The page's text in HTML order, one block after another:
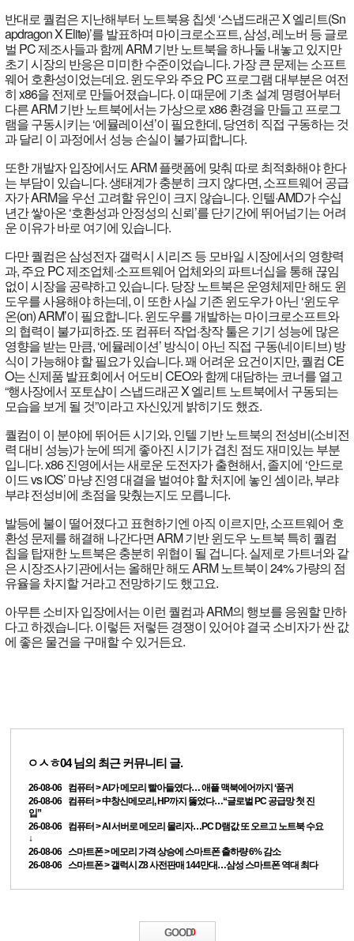
반대로 퀄컴은 지난해부터 노트북용 칩셋 ‘스냅드래곤 X 엘리트(Sn
apdragon X Elite)’를 발표하며 마이크로소프트, 삼성, 레노버 등 글로
벌 PC 제조사들과 함께 ARM 기반 노트북을 하나둘 내놓고 있지만
초기 시장의 반응은 미미한 수준이었습니다. 가장 큰 문제는 소프트
웨어 호환성이었는데요. 윈도우와 주요 PC 프로그램 대부분은 여전
히 x86을 전제로 만들어졌습니다. 이 때문에 기초 설계 명령어부터
다른 ARM 기반 노트북에서는 가상으로 x86 환경을 만들고 프로그
램을 구동시키는 ‘에뮬레이션’이 필요한데, 당연히 직접 구동하는 것
과 달리 이 과정에서 성능 손실이 불가피합니다.
또한 개발자 입장에서도 ARM 플랫폼에 맞춰 따로 최적화해야 한다
는 부담이 있습니다. 생태계가 충분히 크지 않다면, 소프트웨어 공급
자가 ARM을 우선 고려할 유인이 크지 않습니다. 인텔·AMD가 수십
년간 쌓아온 ‘호환성과 안정성의 신뢰’를 단기간에 뛰어넘기는 어려
운 이유가 바로 여기에 있습니다.
다만 퀄컴은 삼성전자 갤럭시 시리즈 등 모바일 시장에서의 영향력
과, 주요 PC 제조업체·소프트웨어 업체와의 파트너십을 통해 끊임
없이 시장을 공략하고 있습니다. 당장 노트북은 운영체제만 해도 윈
도우를 사용해야 하는데, 이 또한 사실 기존 윈도우가 아닌 ‘윈도우
온(on) ARM’이 필요합니다. 윈도우를 개발하는 마이크로소프트와
의 협력이 불가피하죠. 또 컴퓨터 작업·창작 툴은 기기 성능에 많은
영향을 받는 만큼, ‘에뮬레이션’ 방식이 아닌 직접 구동(네이티브) 방
식이 가능해야 할 필요가 있습니다. 꽤 어려운 요건이지만, 퀄컴 CE
O는 신제품 발표회에서 어도비 CEO와 함께 대담하는 코너를 열고
“행사장에서 포토샵이 스냅드래곤 X 엘리트 노트북에서 구동되는
모습을 보게 될 것”이라고 자신있게 밝히기도 했죠.
퀄컴이 이 분야에 뛰어든 시기와, 인텔 기반 노트북의 전성비(소비전
력 대비 성능)가 눈에 띄게 좋아진 시기가 겹친 점도 재미있는 부분
입니다. x86 진영에서는 새로운 도전자가 출현해서, 졸지에 ‘안드로
이드 vs iOS’ 마냥 진영 대결을 벌여야 할 처지에 놓인 셈이라, 부랴
부랴 전성비에 초점을 맞췄는지도 모릅니다.
발등에 불이 떨어졌다고 표현하기엔 아직 이르지만, 소프트웨어 호
환성 문제를 해결해 나간다면 ARM 기반 윈도우 노트북 특히 퀄컴
칩을 탑재한 노트북은 충분히 위협이 될 겁니다. 실제로 가트너와 같
은 시장조사기관에서는 올해만 해도 ARM 노트북이 24% 가량의 점
유율을 차지할 거라고 전망하기도 했고요.
아무튼 소비자 입장에서는 이런 퀄컴과 ARM의 행보를 응원할 만하
다고 하겠습니다. 이렇든 저렇든 경쟁이 있어야 결국 소비자가 싼 값
에 좋은 물건을 구매할 수 있거든요.
ㅇㅅㅎ04님의 최근 커뮤니티 글.
26-08-06 컴퓨터 > AI가 메모리 빨아들였다… 애플 맥북에어까지 ‘품귀
26-08-06 컴퓨터 > 中창신메모리, HP까지 뚫었다…“글로벌 PC 공급망 첫 진
입”
26-08-06 컴퓨터 > AI 서버로 메모리 몰리자…PC D램값 또 오르고 노트북 수요
↓
26-08-06 스마트폰 > 메모리 가격 상승에 스마트폰 출하량 6% 감소
26-08-06 스마트폰 > 갤럭시 Z8 사전판매 144만대…삼성 스마트폰 역대 최다
GOOD0